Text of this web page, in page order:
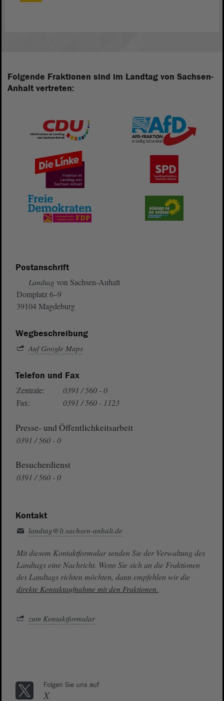
Folgende Fraktionen sind im Landtag von Sachsen-
Anhalt vertreten:
Postanschrift
Landtag von Sachsen-Anhalt
Domplatz 6–9
39104 Magdeburg
Wegbeschreibung
Auf Google Maps
Telefon und Fax
Zentrale:
0391 / 560 - 0
Fax:
0391 / 560 - 1123
Presse- und Öffentlichkeitsarbeit
0391 / 560 - 0
Besucherdienst
0391 / 560 - 0
Kontakt
landtag@lt.sachsen-anhalt.de
Mit diesem Kontaktformular senden Sie der Verwaltung des
Landtags eine Nachricht. Wenn Sie sich an die Fraktionen
des Landtags richten möchten, dann empfehlen wir die
direkte Kontaktaufnahme mit den Fraktionen.
zum Kontaktformular
Folgen Sie uns auf
X